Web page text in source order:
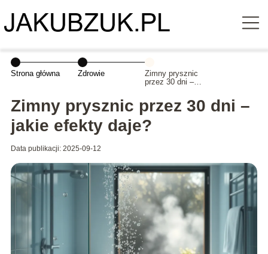
Strona główna Zdrowie
Zimny prysznic
przez 30 dni –
Zimny prysznic przez 30 dni –
jakie efekty daje?
Data publikacji: 2025-09-12